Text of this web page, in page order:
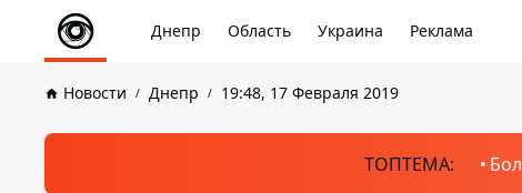
Днепр Область Украина Реклама
Новости Днепр 19:48, 17 Февраля 2019
ТОПТЕМА: